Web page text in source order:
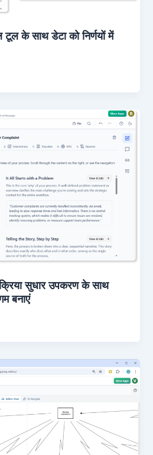
के साथ डेटा को निर्णयों में
सुधार उपकरण के साथ
बनाएं